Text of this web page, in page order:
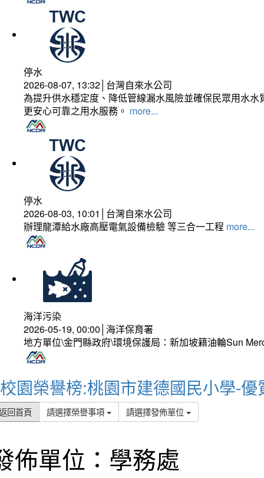
停水
2026-08-07, 13:32│台灣自來水公司
為提升供水穩定度、降低管線漏水風險並確保民眾用水
更安心可靠之用水服務。 more...
停水
2026-08-03, 10:01│台灣自來水公司
辦理龍潭給水廠高壓電氣設備檢驗 等三合一工程 more...
海洋污染
2026-05-19, 00:00│海洋保育署
地方單位\金門縣政府\環境保護局：新加坡籍油輪Sun
校園榮譽榜:桃園市建德國民小學-優
回首頁 請選擇榮譽事項 請選擇發佈單位
佈單位：學務處